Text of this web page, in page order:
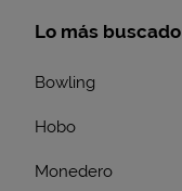
Lo más buscado
Bowling
Hobo
Monedero